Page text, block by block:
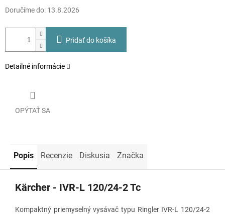
Doručíme do: 13.8.2026
Pridať do košíka
Detailné informácie
OPÝTAŤ SA
Popis Recenzie Diskusia Značka
Kärcher - IVR-L 120/24-2 Tc
Kompaktný priemyselný vysávač typu Ringler IVR-L 120/24-2